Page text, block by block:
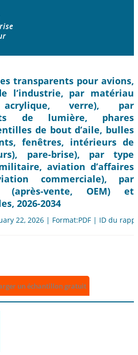
transparents pour avions,
l’industrie, par matériau
acrylique, verre), par
de lumière, phares
de bout d’aile, bulles
fenêtres, intérieurs de
pare-brise), par type
aviation d’affaires
commerciale), par
vente, OEM) et
2026-2034
22, 2026 | Format:PDF | ID du
un échantillon gratuit